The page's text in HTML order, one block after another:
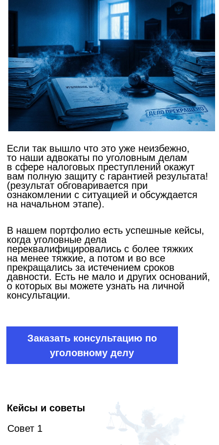
Не надо заигрывать с ФНС и другими
государственно-надзорными органами!!!
Совет 2
Практические советы собственнику бизнеса
по защите своей финансовой модели
от налоговых рисков. Так на сегодняшний
день мы видим, что налоговая реформа
еще не достигла своего апогея и гайки
государственной машины еще будут
затягиваться. Именно поэтому
мы призываем владельцев компаний
подключать нас в самом раннем этапе
возникновения проблем. Приходят
требования от ФНС вам или вашим
контрагентам, приглашают на рабочую
встречу просто поговорить, звонят вашим
сотрудника и подтверждают официальное
трудоустройство, тогда с большой долей
вероятностью вы попали под карандаш
и нужно усилить свой бизнес нашими
сотрудниками! Запомните — не бывает что
требование пришло просто так!
Многие ошибочно думают, что во время
опроса в налоговой или на рабочей встречи
директор, учредитель смогут установить
дружеские отношения которые в будущем
помогут им в разрешении его проблем,
заблуждение и вот почему. У всех
представителей силовых и иных структур
есть своя «спец.школа» подготовки
по добыче информации или иных данных
в процессе общения. Есть такие случаи
когда директор или собственник бизнеса
по своей доброте душевной представляет
налоговикам абсолютно ВСЕ документы
которые есть у него в надежде что раз
он такой милый, то они тоже пойдут ему
на встречу и закроют глаза на что-то. Но как
можно давать, что нет, что в рамках закона,
а что просто «хотелки» инспектора, ведь
собственнику бизнеса не до этого чтобы
вникать и тщательно отделять
представленные документы, он думает дам
Совет 3
Никогда не ходи на опрос или рабочую
встречу в налоговую неподготовленным!